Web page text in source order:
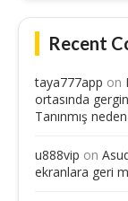
Recent
taya777app on
ortasında
Tanınmış
u888vip on
ekranlara geri